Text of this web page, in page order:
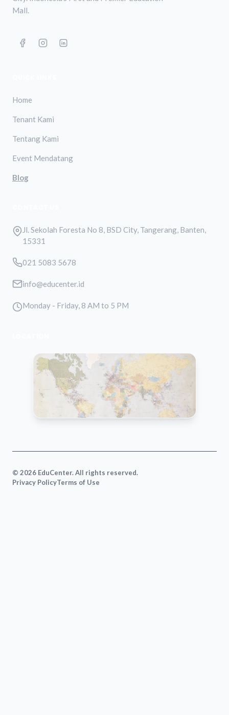
Mall.
Home
Tenant Kami
Tentang Kami
Event Mendatang
Blog
Jl. Sekolah Foresta No 8, BSD City, Tangerang, Banten,
15331
021 5083 5678
info@educenter.id
Monday - Friday, 8 AM to 5 PM
© 2026 EduCenter. All rights reserved.
Privacy PolicyTerms of Use